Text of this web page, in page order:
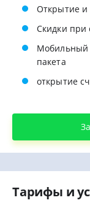
Открытие и
Скидки при
Мобильный
пакета
открытие
Тарифы и